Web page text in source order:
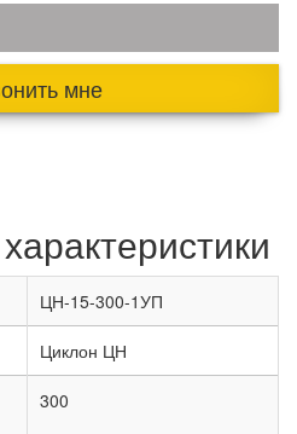
мне
ЦН-15-300-1УП
Циклон ЦН
300